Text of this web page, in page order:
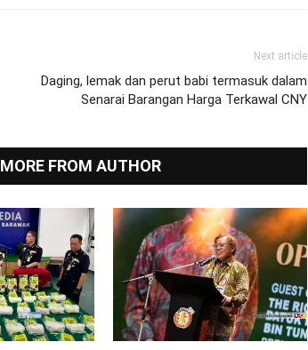
Next article
Daging, lemak dan perut babi termasuk dalam
Senarai Barangan Harga Terkawal CNY
MORE FROM AUTHOR